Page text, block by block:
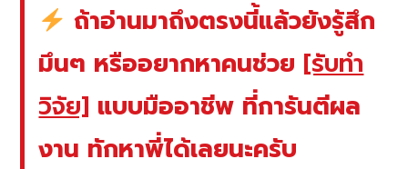
ถ้าอ่านมาถึงตรงนี้แล้วยังรู้สึก
มึนๆ หรืออยากหาคนช่วย [รับทำ
วิจัย] แบบมืออาชีพ ที่การันตีผล
งาน ทักหาพี่ได้เลยนะครับ